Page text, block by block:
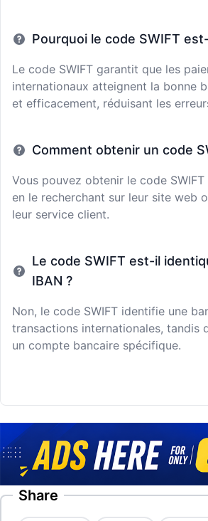
Pourquoi le code SWIFT
Le code SWIFT garantit que les
internationaux atteignent la bonne
et efficacement, réduisant les
Comment obtenir un code
Vous pouvez obtenir le code
en le recherchant sur leur site web
leur service client.
Le code SWIFT est-il
IBAN ?
Non, le code SWIFT identifie une
transactions internationales, tandis
un compte bancaire spécifique.
Share